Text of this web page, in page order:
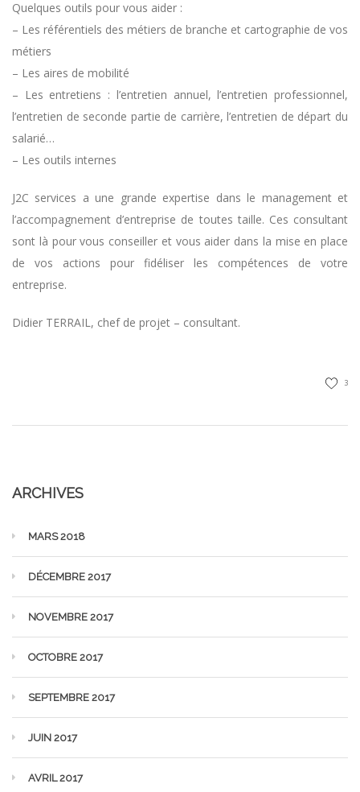
Quelques outils pour vous aider :
– Les référentiels des métiers de branche et cartographie de vos
métiers
– Les aires de mobilité
– Les entretiens : l’entretien annuel, l’entretien professionnel,
l’entretien de seconde partie de carrière, l’entretien de départ du
salarié…
– Les outils internes
J2C services a une grande expertise dans le management et
l’accompagnement d’entreprise de toutes taille. Ces consultant
sont là pour vous conseiller et vous aider dans la mise en place
de vos actions pour fidéliser les compétences de votre
entreprise.
Didier TERRAIL, chef de projet – consultant.
3
ARCHIVES
MARS 2018
DÉCEMBRE 2017
NOVEMBRE 2017
OCTOBRE 2017
SEPTEMBRE 2017
JUIN 2017
AVRIL 2017